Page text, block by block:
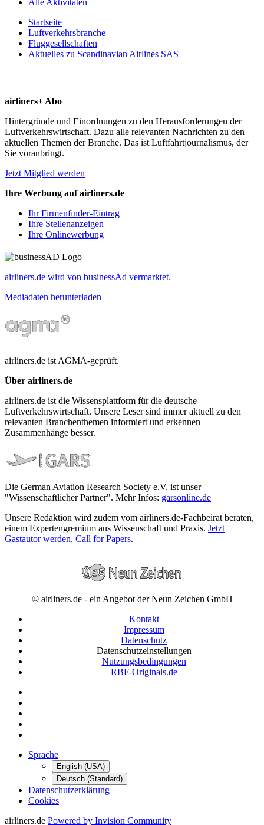
Startseite
Luftverkehrsbranche
Fluggesellschaften
Aktuelles zu Scandinavian Airlines SAS
airliners+ Abo
Hintergründe und Einordnungen zu den Herausforderungen der
Luftverkehrswirtschaft. Dazu alle relevanten Nachrichten zu den
aktuellen Themen der Branche. Das ist Luftfahrtjournalismus, der
Sie voranbringt.
Jetzt Mitglied werden
Ihre Werbung auf airliners.de
Ihr Firmenfinder-Eintrag
Ihre Stellenanzeigen
Ihre Onlinewerbung
airliners.de wird von businessAd vermarktet.
Mediadaten herunterladen
airliners.de ist AGMA-geprüft.
Über airliners.de
airliners.de ist die Wissensplattform für die deutsche
Luftverkehrswirtschaft. Unsere Leser sind immer aktuell zu den
relevanten Branchenthemen informiert und erkennen
Zusammenhänge besser.
Die German Aviation Research Society e.V. ist unser
"Wissenschaftlicher Partner". Mehr Infos: garsonline.de
Unsere Redaktion wird zudem vom airliners.de-Fachbeirat beraten,
einem Expertengremium aus Wissenschaft und Praxis. Jetzt
Gastautor werden, Call for Papers.
© airliners.de - ein Angebot der Neun Zeichen GmbH
Kontakt
Impressum
Datenschutz
Datenschutzeinstellungen
Nutzungsbedingungen
RBF-Originals.de
Sprache
English (USA)
Deutsch (Standard)
Datenschutzerklärung
Cookies
airliners.de Powered by Invision Community